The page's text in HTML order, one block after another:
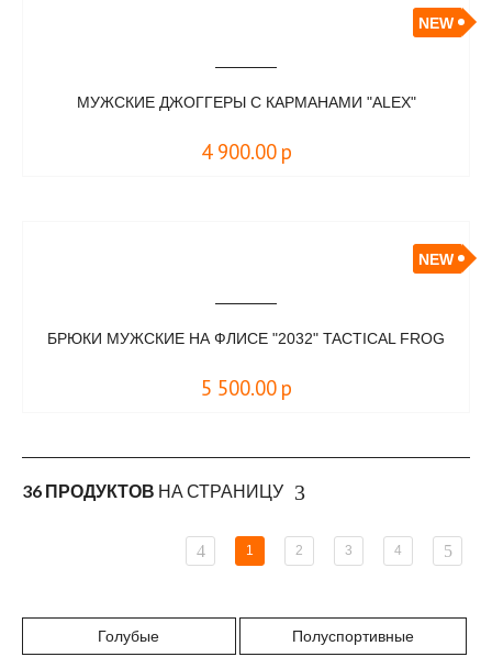
NEW
МУЖСКИЕ ДЖОГГЕРЫ С КАРМАНАМИ "ALEX"
4 900.00 р
NEW
БРЮКИ МУЖСКИЕ НА ФЛИСЕ "2032" TACTICAL FROG
5 500.00 р
36 ПРОДУКТОВ НА СТРАНИЦУ
1 2 3 4
Голубые Полуспортивные